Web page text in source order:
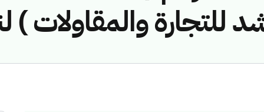
للتجارة والمقاولات )